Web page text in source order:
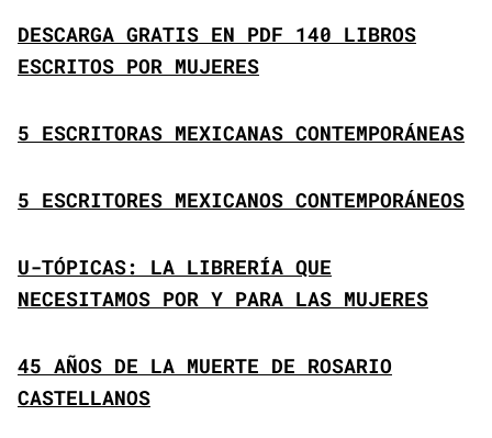
DESCARGA GRATIS EN PDF 140 LIBROS
ESCRITOS POR MUJERES
5 ESCRITORAS MEXICANAS CONTEMPORÁNEAS
5 ESCRITORES MEXICANOS CONTEMPORÁNEOS
U-TÓPICAS: LA LIBRERÍA QUE
NECESITAMOS POR Y PARA LAS MUJERES
45 AÑOS DE LA MUERTE DE ROSARIO
CASTELLANOS